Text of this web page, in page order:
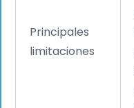
Principales
limitaciones